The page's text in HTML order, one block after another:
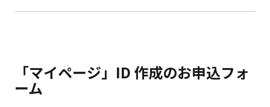
「マイページ」ID 作成のお申込フォ
ーム